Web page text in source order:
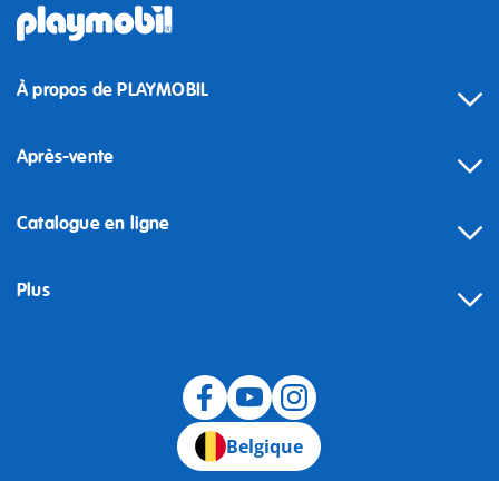
À propos de PLAYMOBIL
Après-vente
Catalogue en ligne
Plus
Belgique